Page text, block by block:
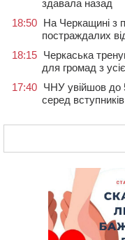
здавала назад
18:50 На Черкащині з
постраждалих
18:15 Черкаська
для громад з
17:40 ЧНУ увійшов до
серед вступників
контейнерний
16:32
Без розтину
пацієнтці
У Черкаському
електростанцію
У Київській
фронті